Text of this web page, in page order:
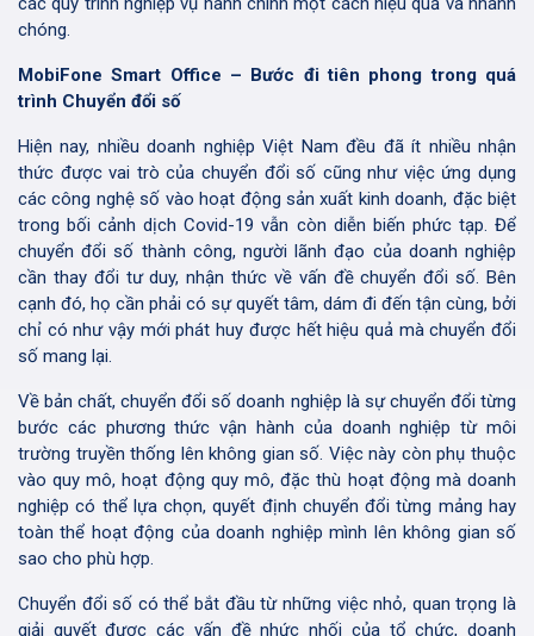
chóng.
MobiFone Smart Office – Bước đi tiên phong trong quá
trình Chuyển đổi số
Hiện nay, nhiều doanh nghiệp Việt Nam đều đã ít nhiều nhận
thức được vai trò của chuyển đổi số cũng như việc ứng dụng
các công nghệ số vào hoạt động sản xuất kinh doanh, đặc biệt
trong bối cảnh dịch Covid-19 vẫn còn diễn biến phức tạp. Để
chuyển đổi số thành công, người lãnh đạo của doanh nghiệp
cần thay đổi tư duy, nhận thức về vấn đề chuyển đổi số. Bên
cạnh đó, họ cần phải có sự quyết tâm, dám đi đến tận cùng, bởi
chỉ có như vậy mới phát huy được hết hiệu quả mà chuyển đổi
số mang lại.
Về bản chất, chuyển đổi số doanh nghiệp là sự chuyển đổi từng
bước các phương thức vận hành của doanh nghiệp từ môi
trường truyền thống lên không gian số. Việc này còn phụ thuộc
vào quy mô, hoạt động quy mô, đặc thù hoạt động mà doanh
nghiệp có thể lựa chọn, quyết định chuyển đổi từng mảng hay
toàn thể hoạt động của doanh nghiệp mình lên không gian số
sao cho phù hợp.
Chuyển đổi số có thể bắt đầu từ những việc nhỏ, quan trọng là
giải quyết được các vấn đề nhức nhối của tổ chức, doanh